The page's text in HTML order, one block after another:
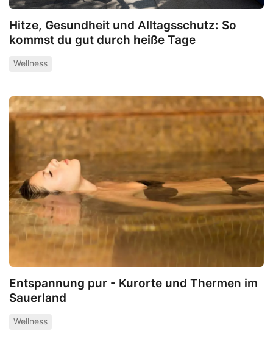
Hitze, Gesundheit und Alltagsschutz: So
kommst du gut durch heiße Tage
Wellness
Entspannung pur - Kurorte und Thermen im
Sauerland
Wellness